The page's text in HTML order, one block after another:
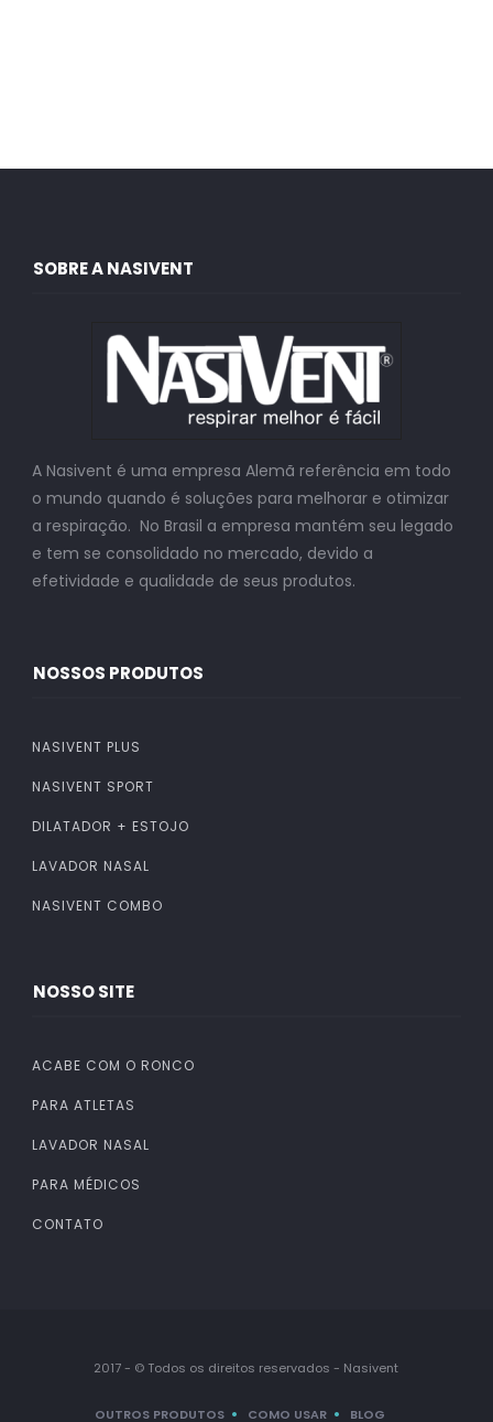
SOBRE A NASIVENT
A Nasivent é uma empresa Alemã referência em todo
o mundo quando é soluções para melhorar e otimizar
a respiração. No Brasil a empresa mantém seu legado
e tem se consolidado no mercado, devido a
efetividade e qualidade de seus produtos.
NOSSOS PRODUTOS
NASIVENT PLUS
NASIVENT SPORT
DILATADOR + ESTOJO
LAVADOR NASAL
NASIVENT COMBO
NOSSO SITE
ACABE COM O RONCO
PARA ATLETAS
LAVADOR NASAL
PARA MÉDICOS
CONTATO
2017 - © Todos os direitos reservados - Nasivent
OUTROS PRODUTOS COMO USAR BLOG